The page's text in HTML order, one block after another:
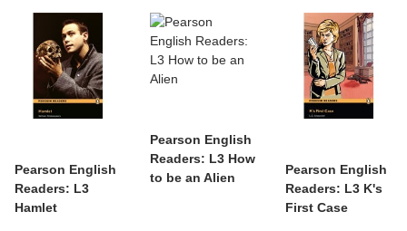
Pearson English
Readers: L3
Hamlet
Pearson English
Readers: L3 How
to be an Alien
Pearson English
Readers: L3 K's
First Case